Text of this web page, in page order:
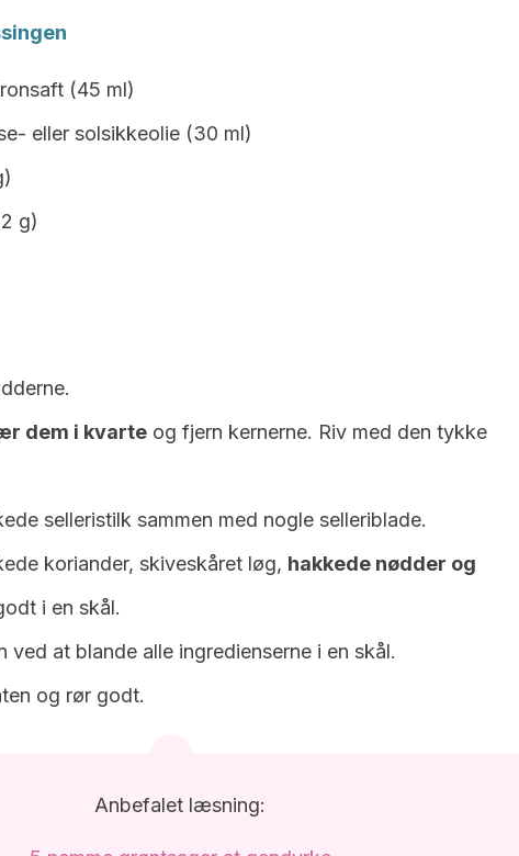
(45 ml)
eller solsikkeolie (30 ml)
g)
dem i kvarte og fjern kernerne. Riv med den tykke
selleristilk sammen med nogle selleriblade.
koriander, skiveskåret løg, hakkede nødder og
i en skål.
ved at blande alle ingredienserne i en skål.
og rør godt.
Anbefalet læsning: